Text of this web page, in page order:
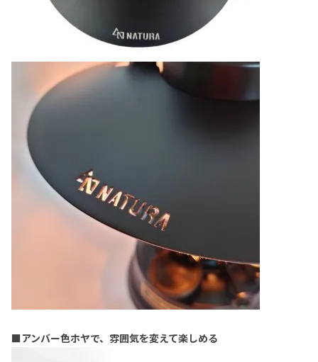
■アンバー色ホヤで、雰囲気を変えて楽しめる